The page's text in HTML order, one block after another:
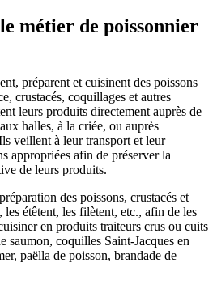
métier de poissonnier
préparent et cuisinent des poissons
crustacés, coquillages et autres
leurs produits directement auprès de
halles, à la criée, ou auprès
veillent à leur transport et leur
appropriées afin de préserver la
de leurs produits.
des poissons, crustacés et
étêtent, les filètent, etc., afin de les
en produits traiteurs crus ou cuits
saumon, coquilles Saint-Jacques en
paëlla de poisson, brandade de